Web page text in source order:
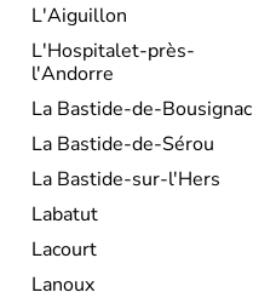
L'Aiguillon
L'Hospitalet-près-
l'Andorre
La Bastide-de-Bousignac
La Bastide-de-Sérou
La Bastide-sur-l'Hers
Labatut
Lacourt
Lanoux